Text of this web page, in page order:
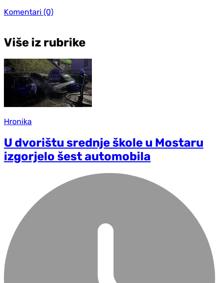
Komentari (0)
Više iz rubrike
Hronika
U dvorištu srednje škole u Mostaru
izgorjelo šest automobila